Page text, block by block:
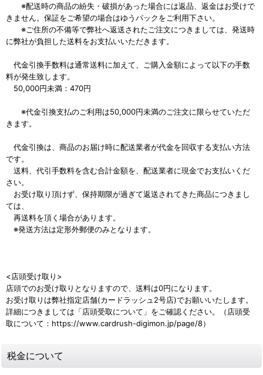
※配送時の商品の紛失・破損があった場合には返品、返金はお受けで
きません。保証をご希望の場合はゆうパックをご利用下さい。
※ご住所の不備等で弊社へ返送されたご注文につきましては、発送時
に弊社が負担した送料をお支払いいただきます。
代金引換手数料は通常送料に加えて、ご購入金額によって以下の手数
料が発生致します。
50,000円未満：470円
※代金引換支払のご利用は50,000円未満のご注文に限らせていただ
きます。
代金引換は、商品のお届け時に配送業者が代金を回収する支払い方法
です。
送料、代引手数料を含む合計金額を、配送業者に現金でお支払いくだ
さい。
お受け取り頂けず、保持期限が過ぎて返送されてきた商品につきまし
ては、
再送料を頂く場合があります。
※発送方法は定形外郵便のみとなります。
<店頭受け取り>
店頭でのお受け取りとなりますので、送料は0円になります。
お受け取りは弊社指定店舗(カードラッシュ2号店)でお願いいたします。
詳細につきましては「店頭受取について」をご確認ください。（店頭受
取について：https://www.cardrush-digimon.jp/page/8）
税金について